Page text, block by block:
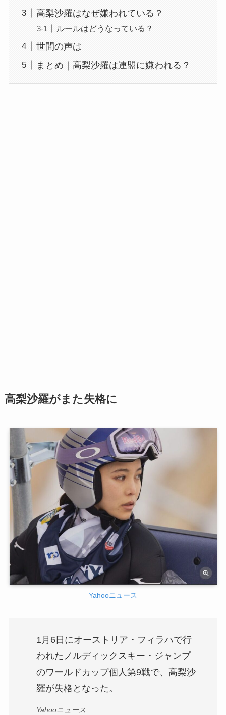
高梨沙羅はなぜ嫌われている？
ルールはどうなっている？
世間の声は
まとめ｜高梨沙羅は連盟に嫌われる？
高梨沙羅がまた失格に
Yahooニュース
1月6日にオーストリア・フィラハで行
われたノルディックスキー・ジャンプ
のワールドカップ個人第9戦で、高梨沙
羅が失格となった。
Yahooニュース